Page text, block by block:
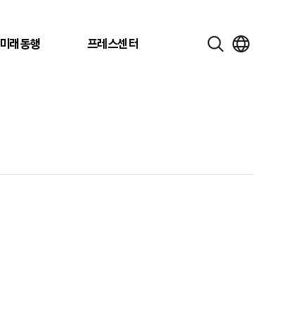
미래동행 프레스센터